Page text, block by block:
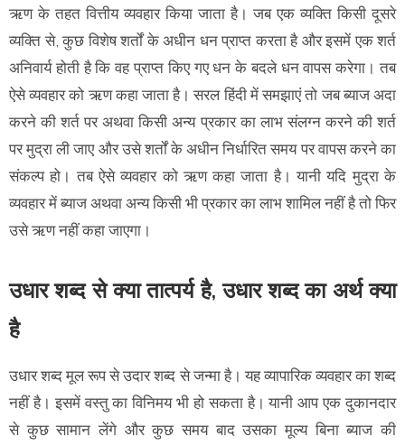
ऋण के तहत वित्तीय व्यवहार किया जाता है। जब एक व्यक्ति किसी दूसरे
व्यक्ति से, कुछ विशेष शर्तों के अधीन धन प्राप्त करता है और इसमें एक शर्त
अनिवार्य होती है कि वह प्राप्त किए गए धन के बदले धन वापस करेगा। तब
ऐसे व्यवहार को ऋण कहा जाता है। सरल हिंदी में समझाएं तो जब ब्याज अदा
करने की शर्त पर अथवा किसी अन्य प्रकार का लाभ संलग्न करने की शर्त
पर मुद्रा ली जाए और उसे शर्तों के अधीन निर्धारित समय पर वापस करने का
संकल्प हो। तब ऐसे व्यवहार को ऋण कहा जाता है। यानी यदि मुद्रा के
व्यवहार में ब्याज अथवा अन्य किसी भी प्रकार का लाभ शामिल नहीं है तो फिर
उसे ऋण नहीं कहा जाएगा।
उधार शब्द से क्या तात्पर्य है, उधार शब्द का अर्थ क्या
है
उधार शब्द मूल रूप से उदार शब्द से जन्मा है। यह व्यापारिक व्यवहार का शब्द
नहीं है। इसमें वस्तु का विनिमय भी हो सकता है। यानी आप एक दुकानदार
से कुछ सामान लेंगे और कुछ समय बाद उसका मूल्य बिना ब्याज की